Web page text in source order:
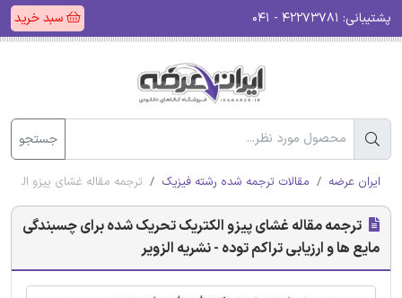
پشتیبانی: سبد خرید
جستجو
ایران عرضه مقالات ترجمه شده رشته فیزیک ترجمه مقاله غشای پیزو
ترجمه مقاله غشای پیزو الکتریک تحریک شده برای چسبندگی
مایع ها و ارزیابی تراکم توده - نشریه الزویر